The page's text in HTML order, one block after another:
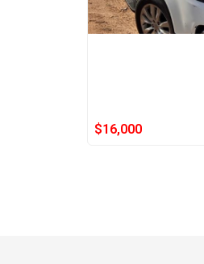
$16,000